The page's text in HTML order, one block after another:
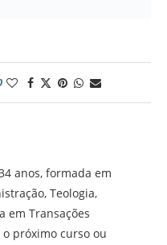
anos, formada em
Teologia,
em Transações
próximo curso ou